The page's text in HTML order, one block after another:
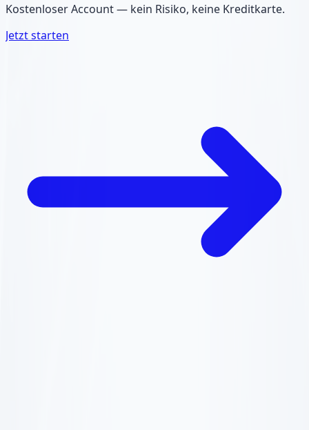
Kostenloser Account — kein Risiko, keine Kreditkarte.
Jetzt starten